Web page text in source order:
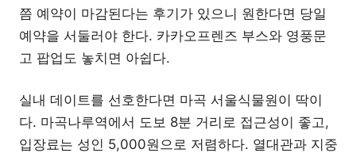
쯤 예약이 마감된다는 후기가 있으니 원한다면 당일
예약을 서둘러야 한다. 카카오프렌즈 부스와 영풍문
고 팝업도 놓치면 아쉽다.
실내 데이트를 선호한다면 마곡 서울식물원이 딱이
다. 마곡나루역에서 도보 8분 거리로 접근성이 좋고,
입장료는 성인 5,000원으로 저렴하다. 열대관과 지중